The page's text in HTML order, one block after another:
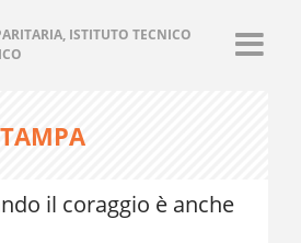
ISTITUTO TECNICO
il coraggio è anche